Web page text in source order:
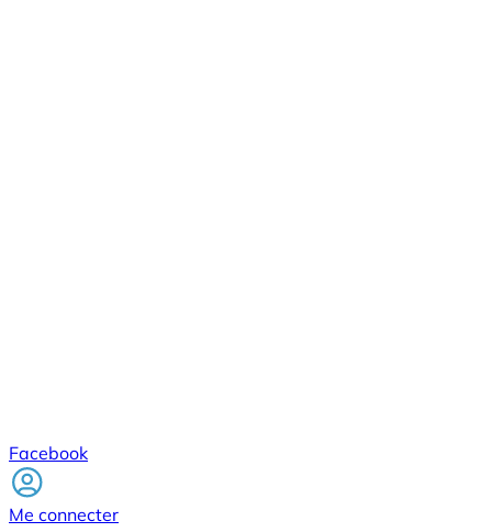
Facebook
Me connecter